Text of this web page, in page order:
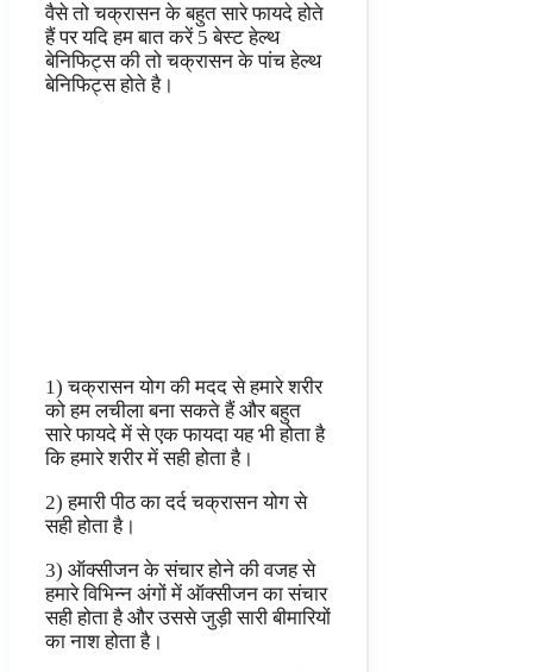
वैसे तो चक्रासन के बहुत सारे फायदे होते
हैं पर यदि हम बात करें 5 बेस्ट हेल्थ
बेनिफिट्स की तो चक्रासन के पांच हेल्थ
बेनिफिट्स होते है।
1) चक्रासन योग की मदद से हमारे शरीर
को हम लचीला बना सकते हैं और बहुत
सारे फायदे में से एक फायदा यह भी होता है
कि हमारे शरीर में सही होता है।
2) हमारी पीठ का दर्द चक्रासन योग से
सही होता है।
3) ऑक्सीजन के संचार होने की वजह से
हमारे विभिन्न अंगों में ऑक्सीजन का संचार
सही होता है और उससे जुड़ी सारी बीमारियों
का नाश होता है।